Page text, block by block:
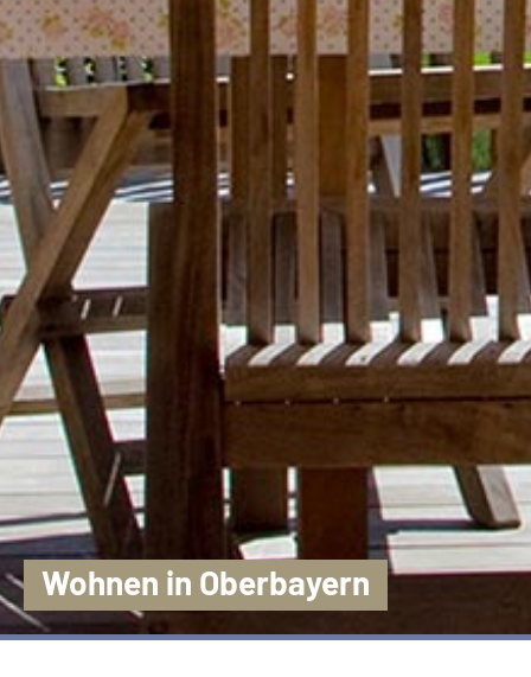
Wohnen in Oberbayern